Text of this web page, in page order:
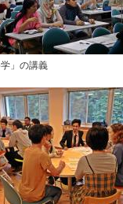
学」の講義